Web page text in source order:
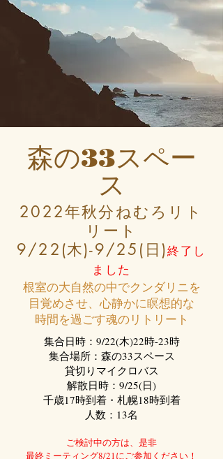
森の33スペー
ス
2022年秋分ねむろリト
リート
9/22(木)-9/25(日)終了し
ました
根室の大自然の中でクンダリニを
目覚めさせ、心静かに瞑想的な
時間を過ごす魂のリトリート
集合日時：9/22(木)22時-23時
集合場所：森の33スペース
貸切りマイクロバス
解散日時：9/25(日)
千歳17時到着・札幌18時到着
​人数：13名
ご検討中の方は、是非
最終ミーティング8/21​にご参加ください！